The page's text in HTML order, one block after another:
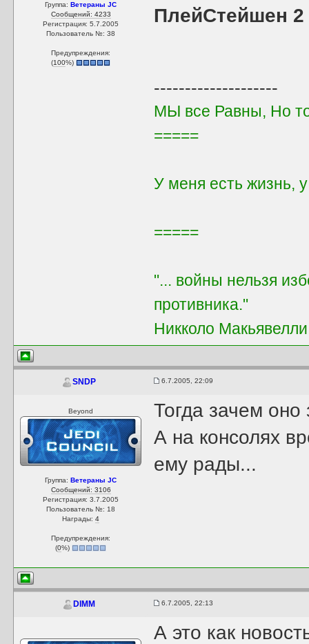
Группа:Ветераны JC
Сообщений: 4233
Регистрация: 5.7.2005
Пользователь №: 38
Предупреждения:
(100%)
ПлейСтейшен 2
--------------------
МЫ все Равны, Но
=====
У меня есть жизнь,
=====
"... войны нельзя
противника."
Никколо Макьявелли
SNDP 6.7.2005, 22:09
Beyond
Группа:Ветераны JC
Сообщений: 3106
Регистрация: 3.7.2005
Пользователь №: 18
Награды:4
Предупреждения:
(0%)
Тогда зачем
А на консолях
ему рады...
DIMM 6.7.2005, 22:13
А это как